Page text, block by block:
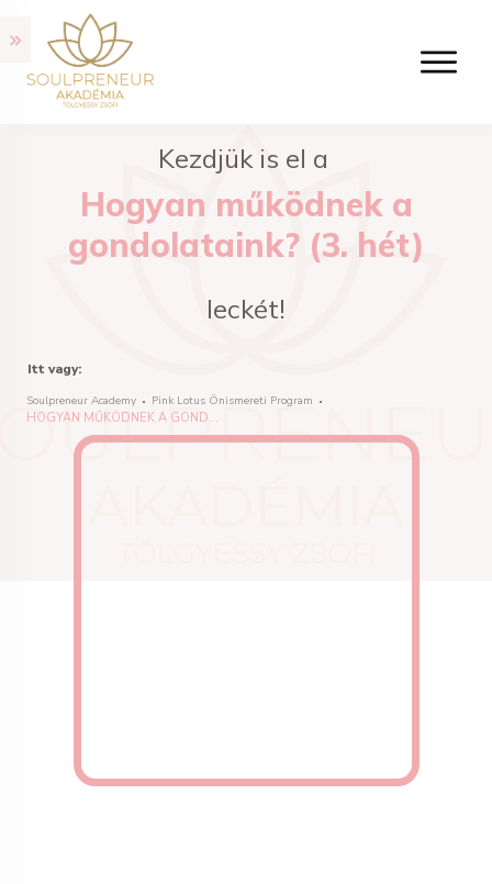
Kezdjük is el a
Hogyan működnek a
gondolataink? (3. hét)
leckét!
Itt vagy:
Soulpreneur Academy Pink Lotus Önismereti Program
HOGYAN MŰKÖDNEK A GONDOLATAINK? (3. HÉT)